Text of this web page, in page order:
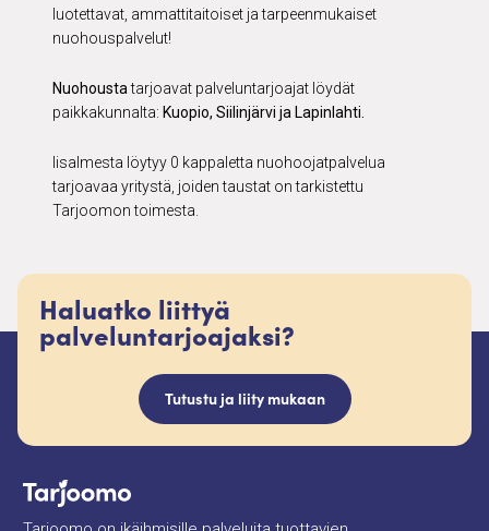
luotettavat, ammattitaitoiset ja tarpeenmukaiset
nuohouspalvelut!
Nuohoustatarjoavat palveluntarjoajat löydät
paikkakunnalta: Kuopio, Siilinjärvi ja Lapinlahti.
Iisalmesta löytyy 0 kappaletta nuohoojatpalvelua
tarjoavaa yritystä, joiden taustat on tarkistettu
Tarjoomon toimesta.
Haluatko liittyä
palveluntarjoajaksi?
Tutustu ja liity mukaan